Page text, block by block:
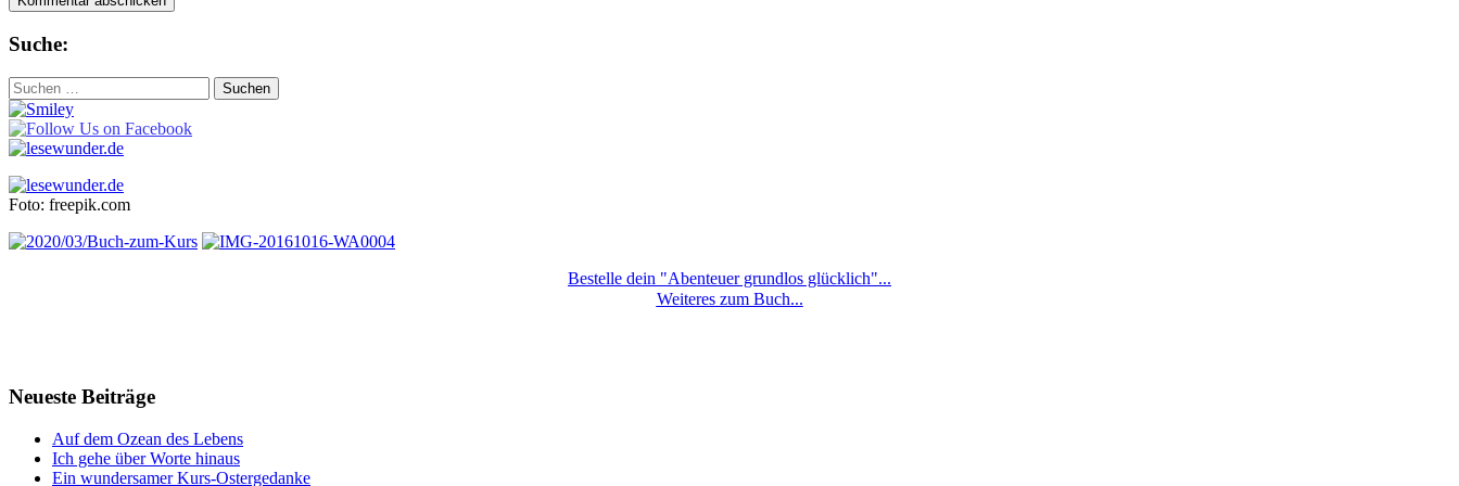
Suche:
Suchen
nach:
Foto: freepik.com
Bestelle dein "Abenteuer grundlos glücklich"...
Weiteres zum Buch...
Neueste Beiträge
Auf dem Ozean des Lebens
Ich gehe über Worte hinaus
Ein wundersamer Kurs-Ostergedanke